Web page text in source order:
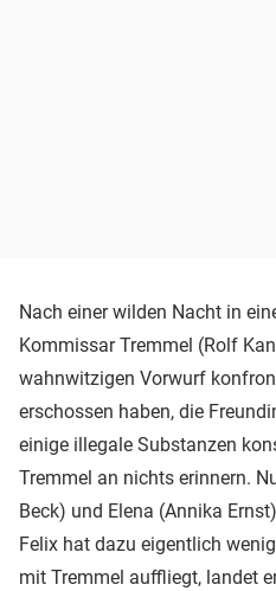
Nach einer wilden Nacht in
Kommissar Tremmel (Rolf
wahnwitzigen Vorwurf
erschossen haben, die
einige illegale Substanzen
Tremmel an nichts erinnern.
Beck) und Elena (Annika
Felix hat dazu eigentlich
mit Tremmel auffliegt, landet